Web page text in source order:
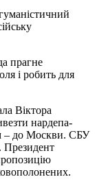
прагне
і робить для
Віктора
нардепа-
– до Москви. СБУ
Президент